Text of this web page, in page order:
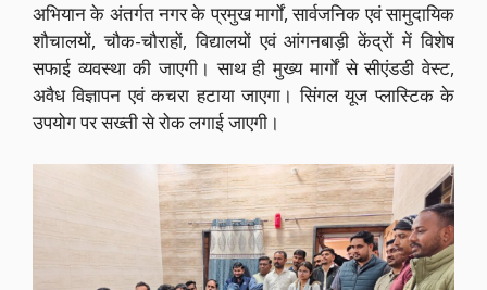
अभियान के अंतर्गत नगर के प्रमुख मार्गों, सार्वजनिक एवं सामुदायिक
शौचालयों, चौक-चौराहों, विद्यालयों एवं आंगनबाड़ी केंद्रों में विशेष
सफाई व्यवस्था की जाएगी। साथ ही मुख्य मार्गों से सीएंडडी वेस्ट,
अवैध विज्ञापन एवं कचरा हटाया जाएगा। सिंगल यूज प्लास्टिक के
उपयोग पर सख्ती से रोक लगाई जाएगी।